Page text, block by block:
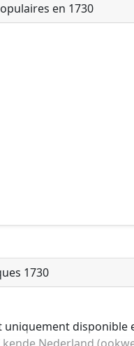
en 1730
1730
uniquement disponible